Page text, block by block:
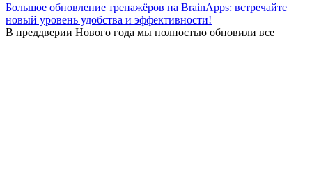
Большое обновление тренажёров на BrainApps: встречайте
новый уровень удобства и эффективности!
В преддверии Нового года мы полностью обновили все